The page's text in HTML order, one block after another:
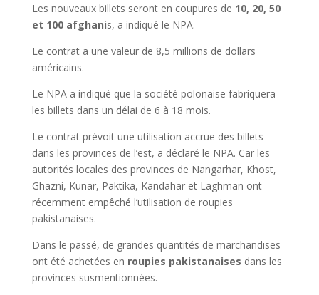
Les nouveaux billets seront en coupures de 10, 20, 50
et 100 afghanis, a indiqué le NPA.
Le contrat a une valeur de 8,5 millions de dollars
américains.
Le NPA a indiqué que la société polonaise fabriquera
les billets dans un délai de 6 à 18 mois.
Le contrat prévoit une utilisation accrue des billets
dans les provinces de l’est, a déclaré le NPA. Car les
autorités locales des provinces de Nangarhar, Khost,
Ghazni, Kunar, Paktika, Kandahar et Laghman ont
récemment empêché l’utilisation de roupies
pakistanaises.
Dans le passé, de grandes quantités de marchandises
ont été achetées en roupies pakistanaises dans les
provinces susmentionnées.